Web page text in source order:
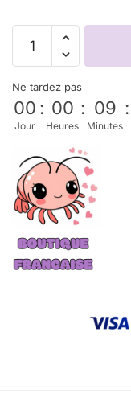
Ne tardez pas
00
Jour
: 00
Heures
: 09
Minutes
: